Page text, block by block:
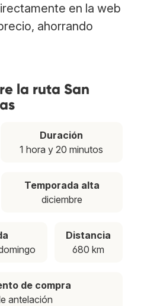
en la web
ahorrando
la ruta San
Duración
1 hora y 20 minutos
Temporada alta
diciembre
Distancia
680 km
de compra
antelación